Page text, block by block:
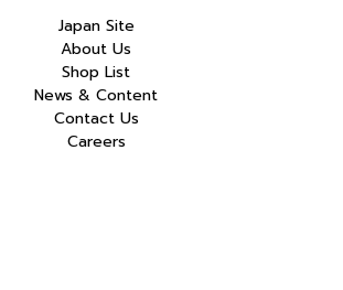
Japan Site
About Us
Shop List
News & Content
Contact Us
Careers